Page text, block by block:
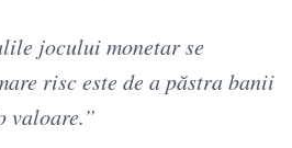
jocului monetar se
risc este de a păstra banii
valoare.”